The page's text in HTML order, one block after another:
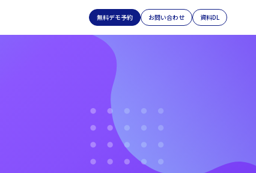
無料デモ予約 お問い合わせ 資料DL